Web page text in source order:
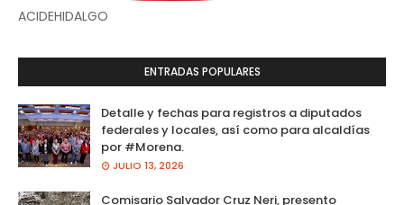
ACIDEHIDALGO
ENTRADAS POPULARES
Detalle y fechas para registros a diputados
federales y locales, así como para alcaldías
por #Morena.
JULIO 13, 2026
Comisario Salvador Cruz Neri, presento